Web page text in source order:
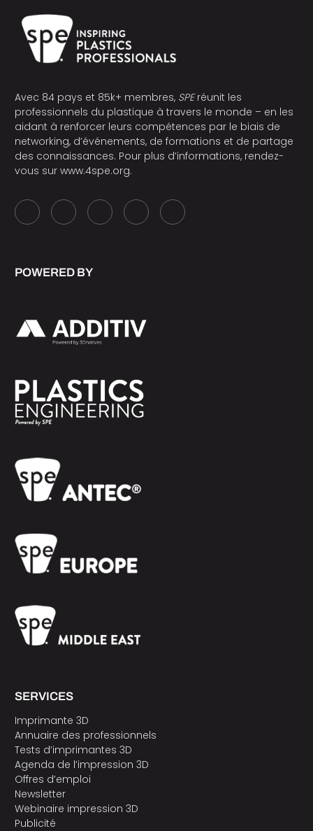
Avec 84 pays et 85k+ membres, SPEréunit les
professionnels du plastique à travers le monde – en les
aidant à renforcer leurs compétences par le biais de
networking, d’événements, de formations et de partage
des connaissances. Pour plus d’informations, rendez-
vous sur www.4spe.org.
POWERED BY
SERVICES
Imprimante 3D
Annuaire des professionnels
Tests d’imprimantes 3D
Agenda de l’impression 3D
Offres d’emploi
Newsletter
Webinaire impression 3D
Publicité